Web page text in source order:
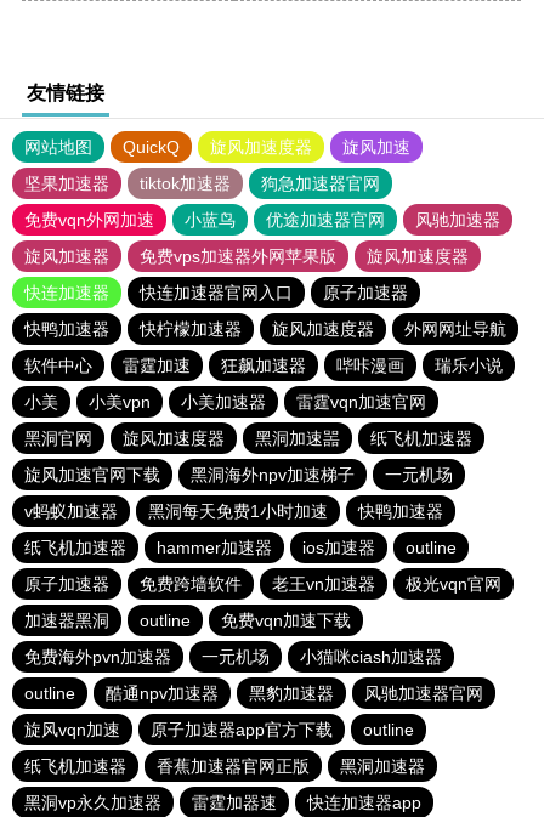
友情链接
网站地图 QuickQ 旋风加速度器
旋风加速
坚果加速器
tiktok加速器
狗急加速器官网
免费vqn外网加速
小蓝鸟 优途加速器官网
风驰加速器
旋风加速器
免费vps加速器外网苹果版
旋风加速度器
快连加速器
快连加速器官网入口
原子加速器
快鸭加速器
快柠檬加速器 旋风加速度器
外网网址导航
软件中心
雷霆加速 狂飙加速器 哔咔漫画
瑞乐小说
小美
小美vpn 小美加速器
雷霆vqn加速官网
黑洞官网
旋风加速度器 黑洞加速噐
纸飞机加速器
旋风加速官网下载
黑洞海外npv加速梯子
一元机场
v蚂蚁加速器
黑洞每天免费1小时加速
快鸭加速器
纸飞机加速器
hammer加速器 ios加速器
outline
原子加速器
免费跨墙软件 老王vn加速器
极光vqn官网
加速器黑洞
outline
免费vqn加速下载
免费海外pvn加速器
一元机场
小猫咪ciash加速器
outline
酷通npv加速器 黑豹加速器
风驰加速器官网
旋风vqn加速
原子加速器app官方下载
outline
纸飞机加速器
香蕉加速器官网正版
黑洞加速器
黑洞vp永久加速器
雷霆加器速 快连加速器app